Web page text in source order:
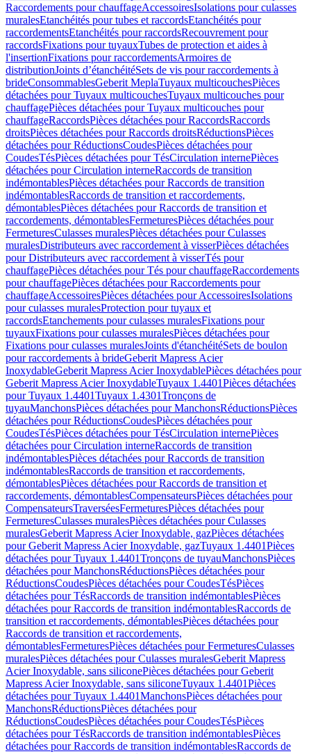
Raccordements pour chauffageAccessoiresIsolations pour culasses
muralesEtanchéités pour tubes et raccordsEtanchéités pour
raccordementsEtanchéités pour raccordsRecouvrement pour
raccordsFixations pour tuyauxTubes de protection et aides à
l'insertionFixations pour raccordementsArmoires de
distributionJoints d’étanchéitéSets de vis pour raccordements à
brideConsommablesGeberit MeplaTuyaux multicouchesPièces
détachées pour Tuyaux multicouchesTuyaux multicouches pour
chauffagePièces détachées pour Tuyaux multicouches pour
chauffageRaccordsPièces détachées pour RaccordsRaccords
droitsPièces détachées pour Raccords droitsRéductionsPièces
détachées pour RéductionsCoudesPièces détachées pour
CoudesTésPièces détachées pour TésCirculation internePièces
détachées pour Circulation interneRaccords de transition
indémontablesPièces détachées pour Raccords de transition
indémontablesRaccords de transition et raccordements,
démontablesPièces détachées pour Raccords de transition et
raccordements, démontablesFermeturesPièces détachées pour
FermeturesCulasses muralesPièces détachées pour Culasses
muralesDistributeurs avec raccordement à visserPièces détachées
pour Distributeurs avec raccordement à visserTés pour
chauffagePièces détachées pour Tés pour chauffageRaccordements
pour chauffagePièces détachées pour Raccordements pour
chauffageAccessoiresPièces détachées pour AccessoiresIsolations
pour culasses muralesProtection pour tuyaux et
raccordsEtanchements pour culasses muralesFixations pour
tuyauxFixations pour culasses muralesPièces détachées pour
Fixations pour culasses muralesJoints d'étanchéitéSets de boulon
pour raccordements à brideGeberit Mapress Acier
InoxydableGeberit Mapress Acier InoxydablePièces détachées pour
Geberit Mapress Acier InoxydableTuyaux 1.4401Pièces détachées
pour Tuyaux 1.4401Tuyaux 1.4301Tronçons de
tuyauManchonsPièces détachées pour ManchonsRéductionsPièces
détachées pour RéductionsCoudesPièces détachées pour
CoudesTésPièces détachées pour TésCirculation internePièces
détachées pour Circulation interneRaccords de transition
indémontablesPièces détachées pour Raccords de transition
indémontablesRaccords de transition et raccordements,
démontablesPièces détachées pour Raccords de transition et
raccordements, démontablesCompensateursPièces détachées pour
CompensateursTraverséesFermeturesPièces détachées pour
FermeturesCulasses muralesPièces détachées pour Culasses
muralesGeberit Mapress Acier Inoxydable, gazPièces détachées
pour Geberit Mapress Acier Inoxydable, gazTuyaux 1.4401Pièces
détachées pour Tuyaux 1.4401Tronçons de tuyauManchonsPièces
détachées pour ManchonsRéductionsPièces détachées pour
RéductionsCoudesPièces détachées pour CoudesTésPièces
détachées pour TésRaccords de transition indémontablesPièces
détachées pour Raccords de transition indémontablesRaccords de
transition et raccordements, démontablesPièces détachées pour
Raccords de transition et raccordements,
démontablesFermeturesPièces détachées pour FermeturesCulasses
muralesPièces détachées pour Culasses muralesGeberit Mapress
Acier Inoxydable, sans siliconePièces détachées pour Geberit
Mapress Acier Inoxydable, sans siliconeTuyaux 1.4401Pièces
détachées pour Tuyaux 1.4401ManchonsPièces détachées pour
ManchonsRéductionsPièces détachées pour
RéductionsCoudesPièces détachées pour CoudesTésPièces
détachées pour TésRaccords de transition indémontablesPièces
détachées pour Raccords de transition indémontablesRaccords de